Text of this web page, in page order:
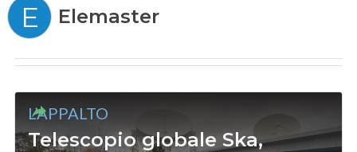
E Elemaster
L’APPALTO
Telescopio globale Ska,